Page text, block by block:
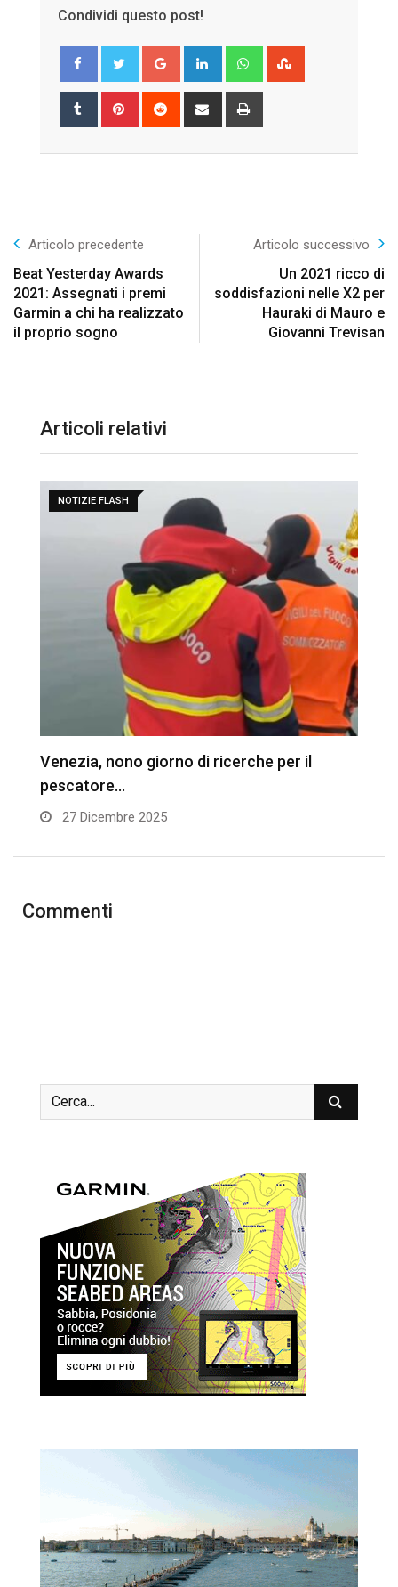
Condividi questo post!
Google+ LinkedIn Whatsapp
Tumblr Pinterest Reddit
Share
Articolo precedente
Beat Yesterday Awards
2021: Assegnati i premi
Garmin a chi ha realizzato
il proprio sogno
Articolo successivo
Un 2021 ricco di
soddisfazioni nelle X2 per
Hauraki di Mauro e
Giovanni Trevisan
Articoli relativi
NOTIZIE FLASH
Venezia, nono giorno di ricerche per il
pescatore…
27 Dicembre 2025
Commenti